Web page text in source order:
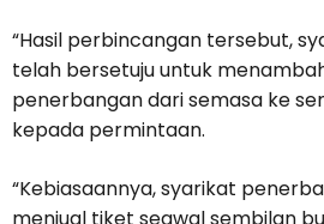
“Hasil perbincangan tersebut,
telah bersetuju untuk
penerbangan dari semasa ke
kepada permintaan.
“Kebiasaannya, syarikat